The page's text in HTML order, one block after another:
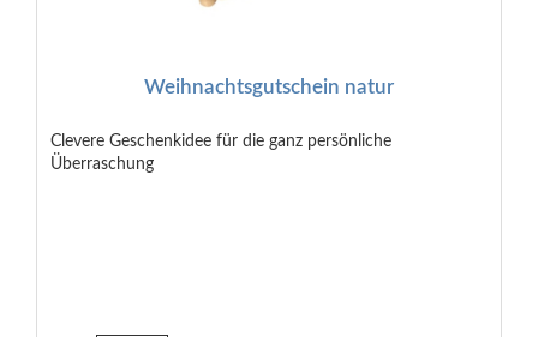
Weihnachtsgutschein natur
Clevere Geschenkidee für die ganz persönliche
Überraschung